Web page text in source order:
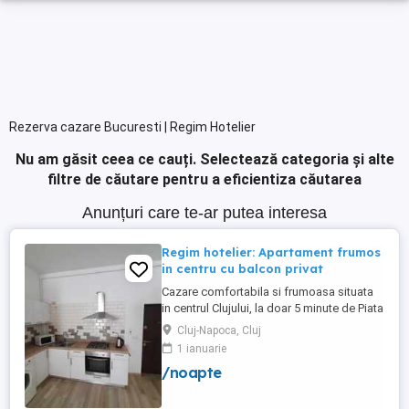
Rezerva cazare Bucuresti | Regim Hotelier
Nu am găsit ceea ce cauți. Selectează categoria și alte
filtre de căutare pentru a eficientiza căutarea
Anunțuri care te-ar putea interesa
Regim hotelier: Apartament frumos
in centru cu balcon privat
Cazare comfortabila si frumoasa situata
in centrul Clujului, la doar 5 minute de Piata
Mihai Viteazu, intr-un bloc nou.
Apartamentul este mobilat si utilat
complet, avand aragaz, hota, cuptor de
microunde, fierbator de apa, masina de
Cluj-Napoca, Cluj
1 ianuarie
/noapte